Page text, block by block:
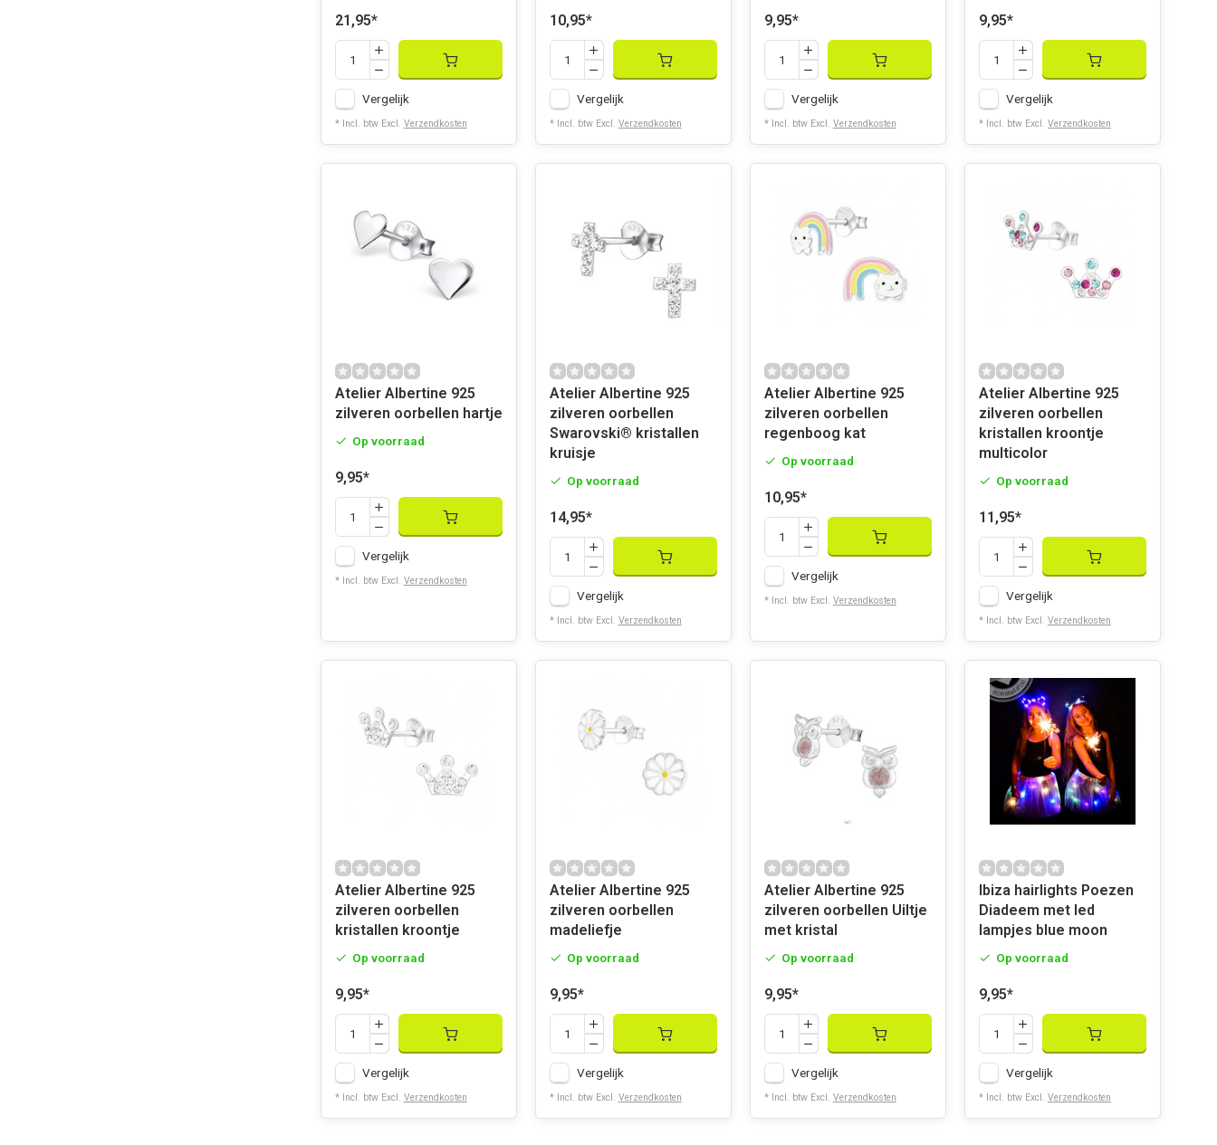
21,95*
Vergelijk
* Incl. btw Excl. Verzendkosten
10,95*
Vergelijk
* Incl. btw Excl. Verzendkosten
9,95*
Vergelijk
* Incl. btw Excl. Verzendkosten
9,95*
Vergelijk
* Incl. btw Excl. Verzendkosten
Atelier Albertine 925
zilveren oorbellen hartje
Op voorraad
9,95*
Vergelijk
* Incl. btw Excl. Verzendkosten
Atelier Albertine 925
zilveren oorbellen
Swarovski® kristallen
kruisje
Op voorraad
14,95*
Vergelijk
* Incl. btw Excl. Verzendkosten
Atelier Albertine 925
zilveren oorbellen
regenboog kat
Op voorraad
10,95*
Vergelijk
* Incl. btw Excl. Verzendkosten
Atelier Albertine 925
zilveren oorbellen
kristallen kroontje
multicolor
Op voorraad
11,95*
Vergelijk
* Incl. btw Excl. Verzendkosten
Atelier Albertine 925
zilveren oorbellen
kristallen kroontje
Op voorraad
9,95*
Vergelijk
* Incl. btw Excl. Verzendkosten
Atelier Albertine 925
zilveren oorbellen
madeliefje
Op voorraad
9,95*
Vergelijk
* Incl. btw Excl. Verzendkosten
Atelier Albertine 925
zilveren oorbellen Uiltje
met kristal
Op voorraad
9,95*
Vergelijk
* Incl. btw Excl. Verzendkosten
Ibiza hairlights Poezen
Diadeem met led
lampjes blue moon
Op voorraad
9,95*
Vergelijk
* Incl. btw Excl. Verzendkosten